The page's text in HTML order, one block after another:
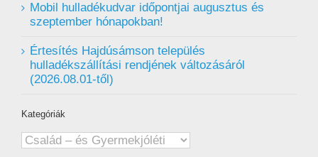
Mobil hulladékudvar ️időpontjai augusztus és
szeptember hónapokban!
Értesítés Hajdúsámson település
hulladékszállítási rendjének változásáról
(2026.08.01-től)
Kategóriák
Kategóriák